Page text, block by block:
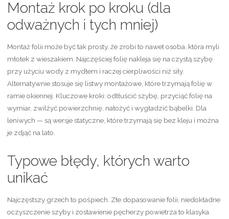
Montaż krok po kroku (dla
odważnych i tych mniej)
Montaż folii może być tak prosty, że zrobi to nawet osoba, która myli
młotek z wieszakiem. Najczęściej folię nakleja się na czystą szybę
przy użyciu wody z mydłem i raczej cierpliwości niż siły.
Alternatywnie stosuje się listwy montażowe, które trzymają folię w
ramie okiennej. Kluczowe kroki: odtłuścić szybę, przyciąć folię na
wymiar, zwilżyć powierzchnię, nałożyć i wygładzić bąbelki. Dla
leniwych — są wersje statyczne, które trzymają się bez kleju i można
je zdjąć na lato.
Typowe błędy, których warto
unikać
Najczęstszy grzech to pośpiech. Złe dopasowanie folii, niedokładne
oczyszczenie szyby i zostawienie pęcherzy powietrza to klasyka.